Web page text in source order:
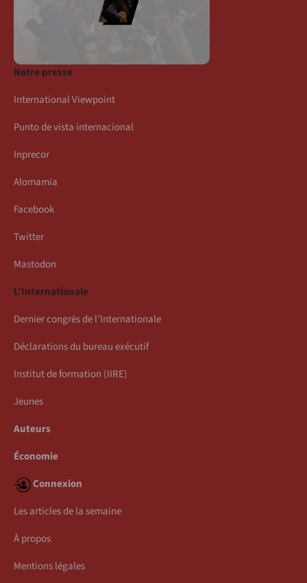
Notre presse
International Viewpoint
Punto de vista internacional
Inprecor
Alomamia
Facebook
Twitter
Mastodon
L’Internationale
Dernier congrès de l’Internationale
Déclarations du bureau exécutif
Institut de formation (IIRE)
Jeunes
Auteurs
Économie
Connexion
Les articles de la semaine
À propos
Mentions légales